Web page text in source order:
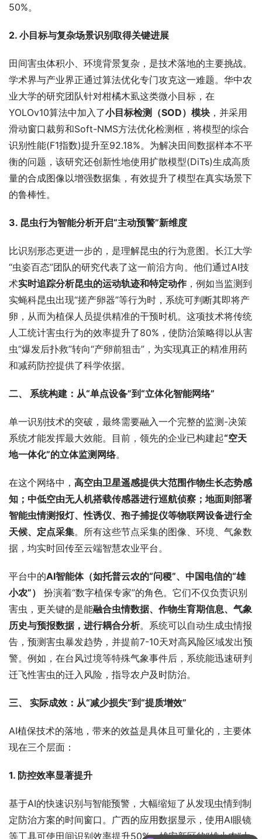
50%。
2. 小目标与复杂场景识别取得关键进展
田间害虫体积小、环境背景复杂，是技术落地的主要挑战。
学术界与产业界正通过算法优化专门攻克这一难题。华中农
业大学的研究团队针对柑橘木虱这类微小目标，在
YOLOv10算法中加入了小目标检测（SOD）模块 ，并采用
滑动窗口裁剪和Soft-NMS方法优化检测框，将模型的综合
识别性能(F1指数)提升至92.18%。为解决田间数据样本不平
衡的问题，该研究还创新性地使用扩散模型(DiTs)生成高质
量的合成图像以增强数据集，有效提升了模型在真实场景下
的鲁棒性。
3. 昆虫行为智能分析开启“主动预警”新维度
比识别形态更进一步的，是理解昆虫的行为意图。长江大学
“虫姿百态”团队的研究代表了这一前沿方向。他们通过AI技
术实时追踪分析昆虫的运动轨迹和特定动作，例如当监测到
实蝇科昆虫出现“搓产卵器”等行为时，系统可判断其即将产
卵，从而为植保人员提供精准的干预时机。这项技术将传统
人工统计害虫行为的效率提升了80%，使防治策略得以从害
虫“爆发后扑救”转向“产卵前狙击”，为实现真正的精准用药
和减药防控提供了科学依据。
二、 系统构建：从“单点设备”到“立体化智能网络”
单一识别技术的突破，最终需要融入一个完整的监测-决策
系统才能发挥最大效能。目前，领先的企业已构建起“空天
地一体化”的立体监测网络。
在这个网络中， 高空由卫星遥感提供大范围作物生长态势感
知；中低空由无人机搭载传感器进行巡航侦察；地面则部署
智能虫情测报灯、性诱仪、孢子捕捉仪等物联网设备进行全
天候、定点采集。所有这些节点采集的图像、环境、气象数
据，均实时回传至云端智慧农业平台。
平台中的AI智能体（如托普云农的“问稷”、中国电信的“雄
小农”）
扮演着“数字植保专家”的角色。它们不仅负责识别
害虫，更关键的是能融合虫情数据、作物生育期信息、气象
历史与预报数据，进行耦合分析。系统可以自动生成虫情报
告，预测害虫暴发趋势，并提前7-10天对高风险区域发出预
警。例如，在台风过境等特殊气象事件后，系统能迅速研判
迁飞性害虫的迁入风险，指导农户及时防治。
三、 实际成效：从“减少损失”到“提质增效”
AI植保技术的落地，带来的效益是具体且可量化的，主要体
现在三个层面：
1. 防控效率显著提升
基于AI的快速识别与智能预警，大幅缩短了从发现虫情到制
定防治方案的时间窗口。广西的应用数据显示，使用AI眼镜
等工具可使田间识别效率提升50%。雄安新区的“雄小农”大